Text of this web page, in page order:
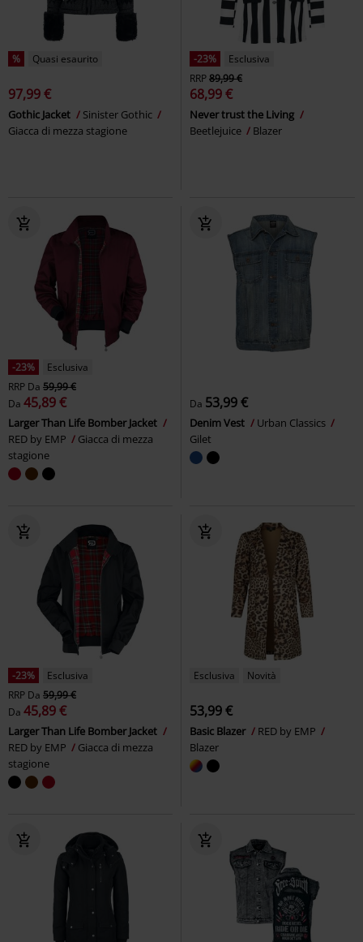
% Quasi esaurito
97,99 €
Gothic Jacket
Sinister Gothic
Giacca di mezza stagione
-23%
Esclusiva
RRP89,99 €
68,99 €
Never trust the Living
Beetlejuice
Blazer
-23%
Esclusiva
RRP Da 59,99 €
Da 45,89 €
Larger Than Life Bomber Jacket
RED by EMP
Giacca di mezza
stagione
Da 53,99 €
Denim Vest
Urban Classics
Gilet
-23%
Esclusiva
RRP Da 59,99 €
Da 45,89 €
Larger Than Life Bomber Jacket
RED by EMP
Giacca di mezza
stagione
Esclusiva Novità
53,99 €
Basic Blazer
RED by EMP
Blazer